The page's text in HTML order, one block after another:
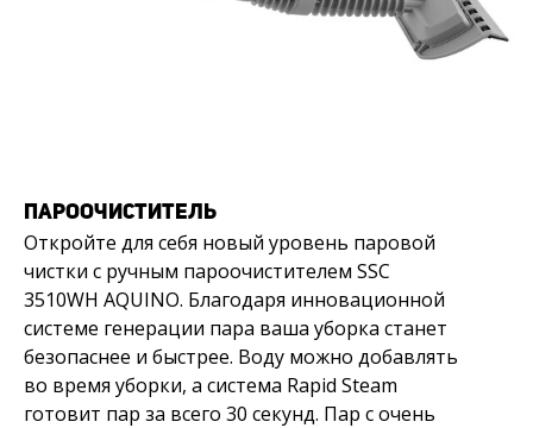
ПАРООЧИСТИТЕЛЬ
Откройте для себя новый уровень паровой
чистки с ручным пароочистителем SSC
3510WH AQUINO. Благодаря инновационной
системе генерации пара ваша уборка станет
безопаснее и быстрее. Воду можно добавлять
во время уборки, а система Rapid Steam
готовит пар за всего 30 секунд. Пар с очень